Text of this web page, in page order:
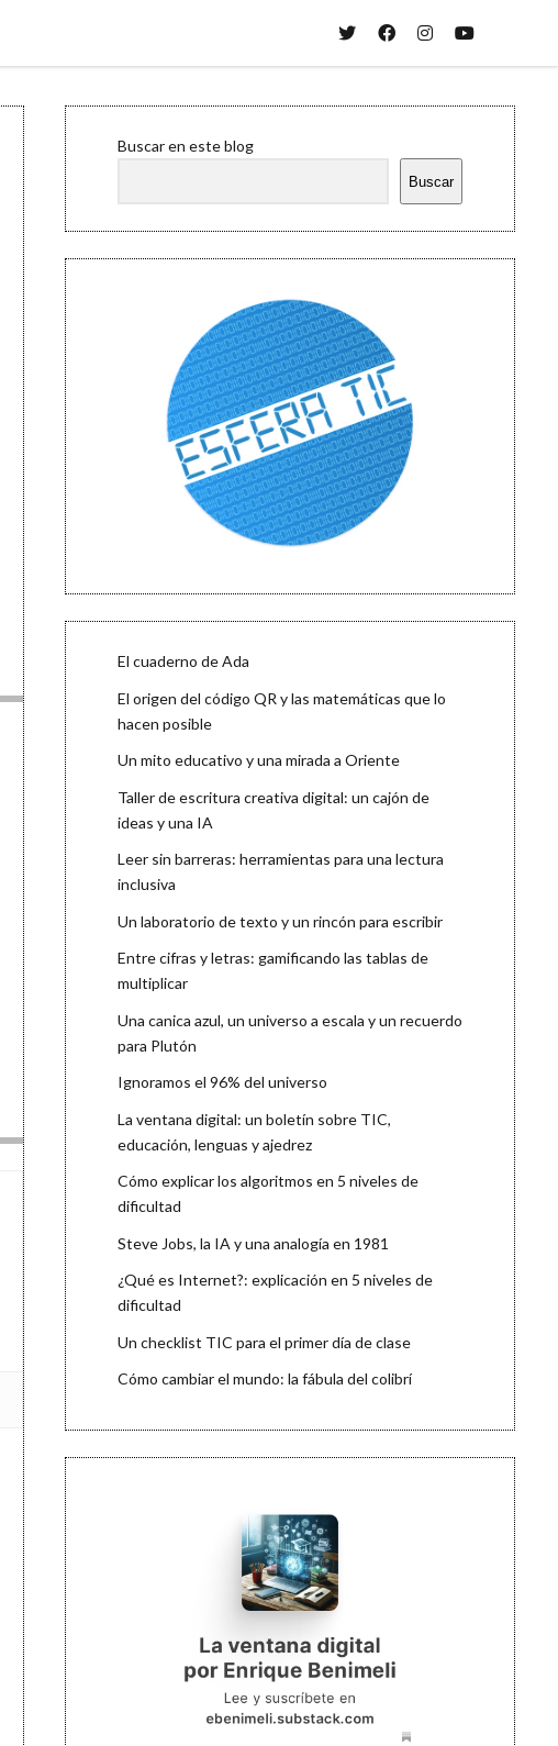
twitterfacebook
instagramyoutube
Sidebar
Buscar en este blog
Buscar
El cuaderno de Ada
El origen del código QR y las matemáticas que lo
hacen posible
Un mito educativo y una mirada a Oriente
Taller de escritura creativa digital: un cajón de
ideas y una IA
Leer sin barreras: herramientas para una lectura
inclusiva
Un laboratorio de texto y un rincón para escribir
Entre cifras y letras: gamificando las tablas de
multiplicar
Una canica azul, un universo a escala y un recuerdo
para Plutón
Ignoramos el 96% del universo
La ventana digital: un boletín sobre TIC,
educación, lenguas y ajedrez
Cómo explicar los algoritmos en 5 niveles de
dificultad
Steve Jobs, la IA y una analogía en 1981
¿Qué es Internet?: explicación en 5 niveles de
dificultad
Un checklist TIC para el primer día de clase
Cómo cambiar el mundo: la fábula del colibrí